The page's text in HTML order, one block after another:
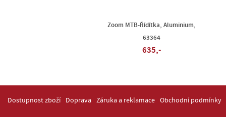
Zoom MTB-Řídítka, Aluminium,
63364
635,-
Dostupnost zboží Doprava Záruka a reklamace Obchodní podmínky